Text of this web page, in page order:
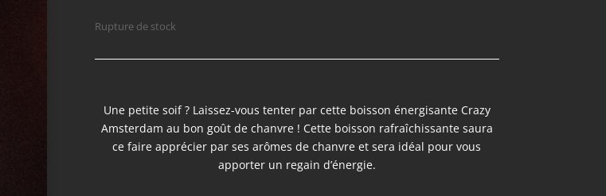
Rupture de stock
Une petite soif ? Laissez-vous tenter par cette boisson énergisante Crazy
Amsterdam au bon goût de chanvre ! Cette boisson rafraîchissante saura
ce faire apprécier par ses arômes de chanvre et sera idéal pour vous
apporter un regain d’énergie.